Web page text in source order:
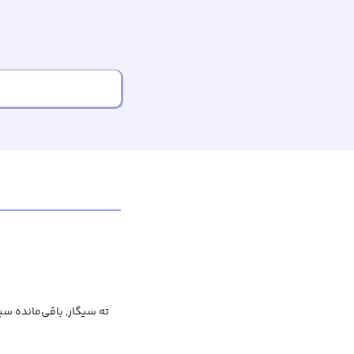
ته سیگار, باقی‌مانده